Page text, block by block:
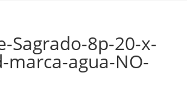
Sagrado-8p-20-x-
marca-agua-NO-